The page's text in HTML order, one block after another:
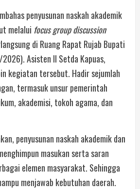
penyusunan naskah akademik
melalui focus group discussion
di Ruang Rapat Rujab Bupati
Asisten II Setda Kapuas,
kegiatan tersebut. Hadir sejumlah
termasuk unsur pemerintah
akademisi, tokoh agama, dan
penyusunan naskah akademik dan
masukan serta saran
elemen masyarakat. Sehingga
menjawab kebutuhan daerah.